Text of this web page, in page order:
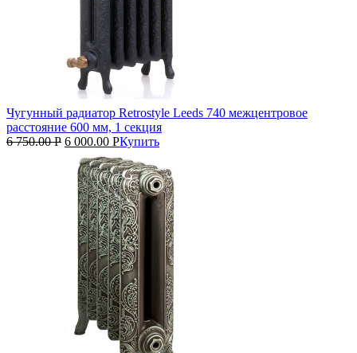
Чугунный радиатор Retrostyle Leeds 740 межцентровое
расстояние 600 мм, 1 секция
6 750.00Р 6 000.00 РКупить